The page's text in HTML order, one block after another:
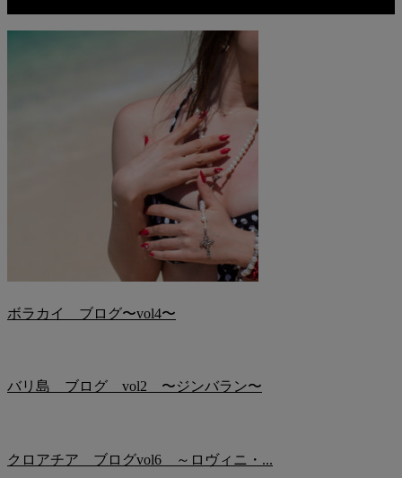
ボラカイ ブログ〜vol4〜
バリ島 ブログ vol2 〜ジンバラン〜
クロアチア ブログvol6 ～ロヴィニ・...